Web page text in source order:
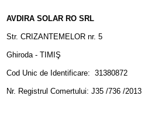
AVDIRA SOLAR RO SRL
Str. CRIZANTEMELOR nr. 5
Ghiroda - TIMIŞ
Cod Unic de Identificare: 31380872
Nr. Registrul Comertului: J35 /736 /2013